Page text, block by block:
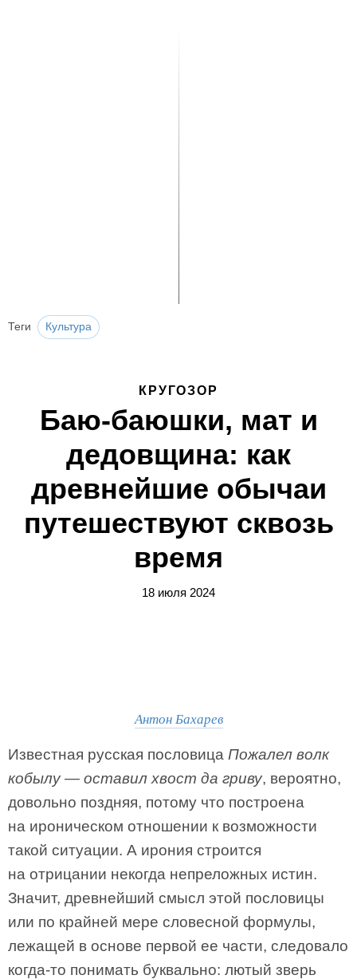
Теги Культура
КРУГОЗОР
Баю-баюшки, мат и
дедовщина: как
древнейшие обычаи
путешествуют сквозь
время
18 июля 2024
Антон Бахарев
Известная русская пословица Пожалел волк
кобылу — оставил хвост да гриву, вероятно,
довольно поздняя, потому что построена
на ироническом отношении к возможности
такой ситуации. А ирония строится
на отрицании некогда непреложных истин.
Значит, древнейший смысл этой пословицы
или по крайней мере словесной формулы,
лежащей в основе первой ее части, следовало
когда-то понимать буквально: лютый зверь